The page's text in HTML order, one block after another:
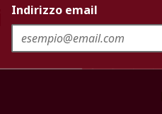
Indirizzo email